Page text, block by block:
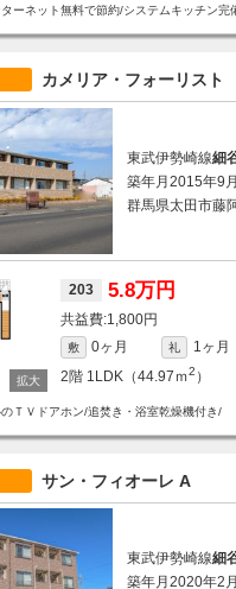
ターネット無料で節約/システムキッチン完
カメリア・フォーリスト
東武伊勢崎線細
築年月2015年9
群馬県太田市藤
203 5.8万円
1,800円
敷 0ヶ月 礼
1ヶ月
2階 1LDK（44.97ｍ2 ）
ＴＶドアホン/追焚き・浴室乾燥機付き/
サン・フィオーレ A
東武伊勢崎線細
築年月2020年2